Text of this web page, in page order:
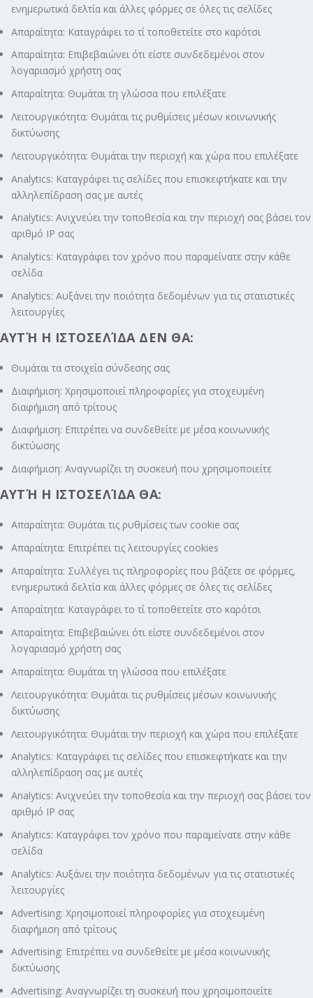
ενημερωτικά δελτία και άλλες φόρμες σε όλες τις σελίδες
Απαραίτητα: Καταγράφει το τί τοποθετείτε στο καρότσι
Απαραίτητα: Επιβεβαιώνει ότι είστε συνδεδεμένοι στον
λογαριασμό χρήστη σας
Απαραίτητα: Θυμάται τη γλώσσα που επιλέξατε
Λειτουργικότητα: Θυμάται τις ρυθμίσεις μέσων κοινωνικής
δικτύωσης
Λειτουργικότητα: Θυμάται την περιοχή και χώρα που επιλέξατε
Analytics: Καταγράφει τις σελίδες που επισκεφτήκατε και την
αλληλεπίδραση σας με αυτές
Analytics: Ανιχνεύει την τοποθεσία και την περιοχή σας βάσει τον
αριθμό ΙΡ σας
Analytics: Καταγράφει τον χρόνο που παραμείνατε στην κάθε
σελίδα
Analytics: Αυξάνει την ποιότητα δεδομένων για τις στατιστικές
λειτουργίες
ΑΥΤΉ Η ΙΣΤΟΣΕΛΊΔΑ ΔΕΝ ΘΑ:
Θυμάται τα στοιχεία σύνδεσης σας
Διαφήμιση: Χρησιμοποιεί πληροφορίες για στοχευμένη
διαφήμιση από τρίτους
Διαφήμιση: Επιτρέπει να συνδεθείτε με μέσα κοινωνικής
δικτύωσης
Διαφήμιση: Αναγνωρίζει τη συσκευή που χρησιμοποιείτε
ΑΥΤΉ Η ΙΣΤΟΣΕΛΊΔΑ ΘΑ:
Απαραίτητα: Θυμάται τις ρυθμίσεις των cookie σας
Απαραίτητα: Επιτρέπει τις λειτουργίες cookies
Απαραίτητα: Συλλέγει τις πληροφορίες που βάζετε σε φόρμες,
ενημερωτικά δελτία και άλλες φόρμες σε όλες τις σελίδες
Απαραίτητα: Καταγράφει το τί τοποθετείτε στο καρότσι
Απαραίτητα: Επιβεβαιώνει ότι είστε συνδεδεμένοι στον
λογαριασμό χρήστη σας
Απαραίτητα: Θυμάται τη γλώσσα που επιλέξατε
Λειτουργικότητα: Θυμάται τις ρυθμίσεις μέσων κοινωνικής
δικτύωσης
Λειτουργικότητα: Θυμάται την περιοχή και χώρα που επιλέξατε
Analytics: Καταγράφει τις σελίδες που επισκεφτήκατε και την
αλληλεπίδραση σας με αυτές
Analytics: Ανιχνεύει την τοποθεσία και την περιοχή σας βάσει τον
αριθμό ΙΡ σας
Analytics: Καταγράφει τον χρόνο που παραμείνατε στην κάθε
σελίδα
Analytics: Αυξάνει την ποιότητα δεδομένων για τις στατιστικές
λειτουργίες
Advertising: Χρησιμοποιεί πληροφορίες για στοχευμένη
διαφήμιση από τρίτους
Advertising: Επιτρέπει να συνδεθείτε με μέσα κοινωνικής
δικτύωσης
Advertising: Αναγνωρίζει τη συσκευή που χρησιμοποιείτε